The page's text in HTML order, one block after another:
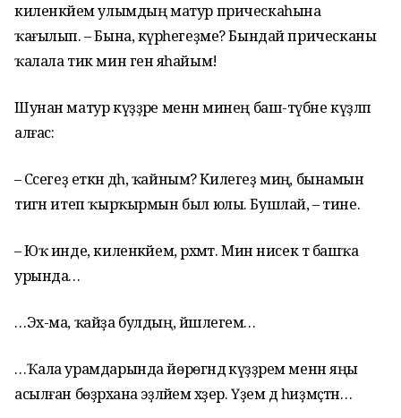
киленкәйем улымдың матур прическаһына
ҡағылып. – Бына, күрәһегеҙме? Бындай прическаны
ҡалала тик мин генә яһайым!
Шунан матур күҙҙәре менән минең баш-түбәне күҙләп
алғас:
– Сәсегеҙ еткән дәһә, ҡайным? Килегеҙ миңә, бынамын
тигән итеп ҡырҡырмын был юлы. Бушлай, – тине.
– Юҡ инде, киленкәйем, рәхмәт. Мин нисек тә башҡа
урында…
…Эх-ма, ҡайҙа булдың, йәшлегем…
…Ҡала урамдарында йөрөгәндә күҙҙәрем менән яңы
асылған бөҙрәхана эҙләйем хәҙер. Үҙем дә һиҙмәҫтән…